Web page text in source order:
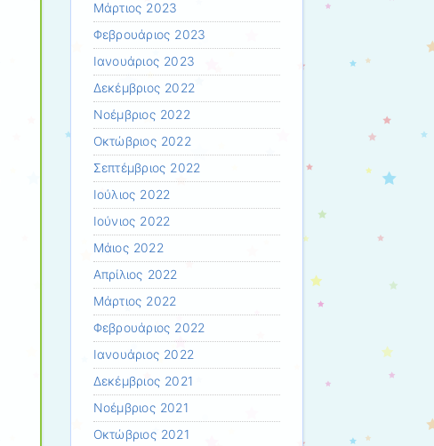
Μάρτιος 2023
Φεβρουάριος 2023
Ιανουάριος 2023
Δεκέμβριος 2022
Νοέμβριος 2022
Οκτώβριος 2022
Σεπτέμβριος 2022
Ιούλιος 2022
Ιούνιος 2022
Μάιος 2022
Απρίλιος 2022
Μάρτιος 2022
Φεβρουάριος 2022
Ιανουάριος 2022
Δεκέμβριος 2021
Νοέμβριος 2021
Οκτώβριος 2021